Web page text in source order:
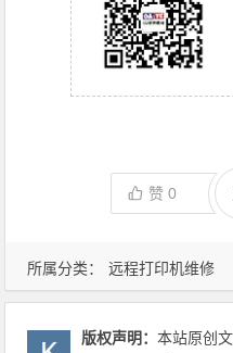
所属分类： 远程打印机维修
赞0
版权声明：本站原创